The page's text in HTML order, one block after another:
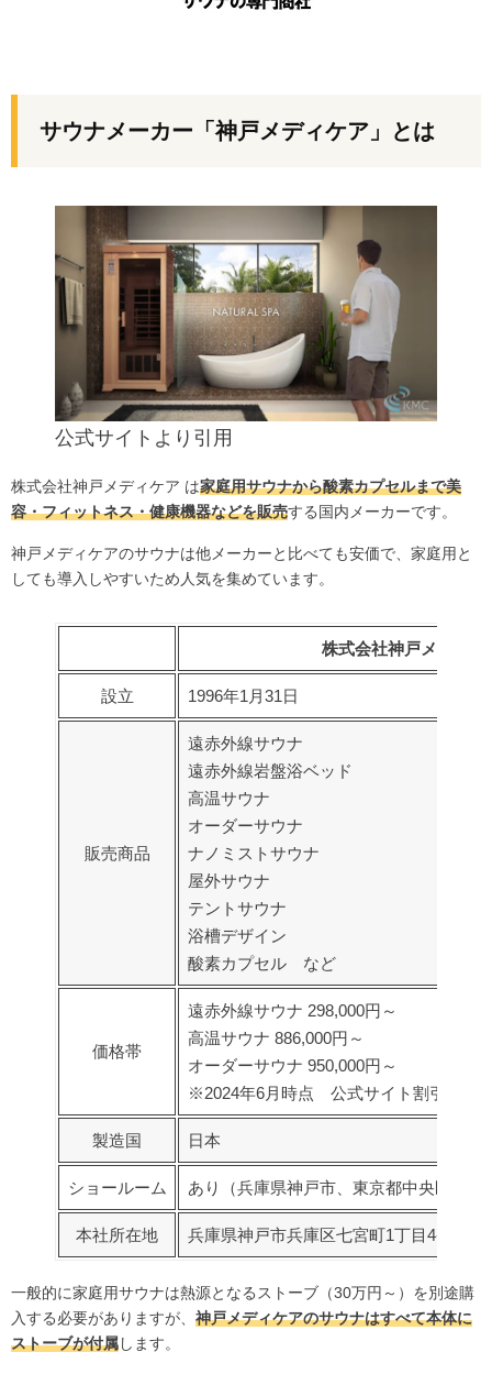
サウナメーカー「神戸メディケア」とは
公式サイト より引用
株式会社神戸メディケア は家庭用サウナから酸素カプセルまで美
容・フィットネス・健康機器などを販売する国内メーカーです。
神戸メディケアのサウナは他メーカーと比べても安価で、家庭用と
しても導入しやすいため人気を集めています。
株式会社神戸メディケ
設立 1996年1月31日
販売商品
遠赤外線サウナ
遠赤外線岩盤浴ベッド
高温サウナ
オーダーサウナ
ナノミストサウナ
屋外サウナ
テントサウナ
浴槽デザイン
酸素カプセル など
価格帯
遠赤外線サウナ 298,000円～
高温サウナ 886,000円～
オーダーサウナ 950,000円～
※2024年6月時点 公式サイト割引き後
製造国 日本
ショールーム あり（兵庫県神戸市、東京都中央区）
本社所在地 兵庫県神戸市兵庫区七宮町1丁目4-21 シ
一般的に家庭用サウナは熱源となるストーブ（30万円～）を別途購
入する必要がありますが、 神戸メディケアのサウナはすべて本体に
ストーブが付属します。